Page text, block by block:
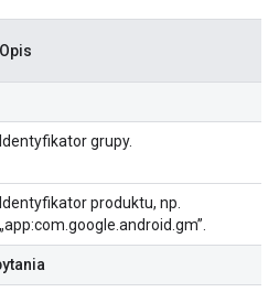
Opis
Identyfikator grupy.
Identyfikator produktu, np.
„app:com.google.android.gm”.